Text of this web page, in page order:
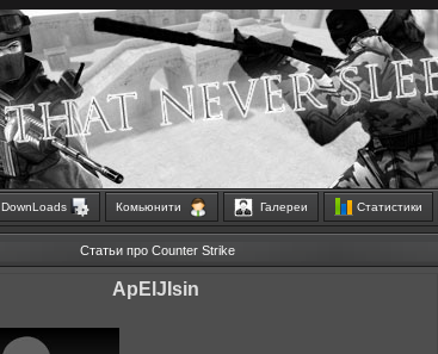
DownLoads Комьюнити Галереи Статистики
Статьи про Counter Strike
ApElJIsin